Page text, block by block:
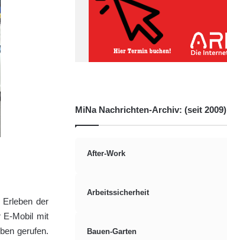
der
E-Mobil mit
gerufen.
MiNa Nachrichten-Archiv: (seit 2009)
After-Work
Arbeitssicherheit
Bauen-Garten